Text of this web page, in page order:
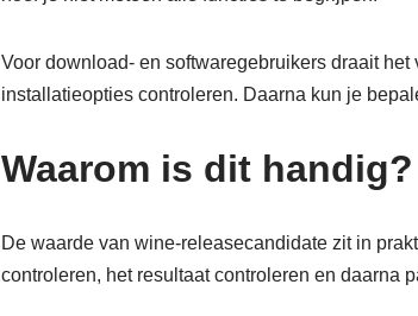
Voor download- en softwaregebruikers draait
installatieopties controleren. Daarna kun je
Waarom is dit handig?
De waarde van wine-releasecandidate zit in
controleren, het resultaat controleren en daarna